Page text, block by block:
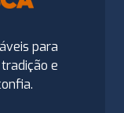
para
e